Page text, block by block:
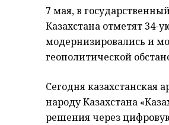
7 мая, в
Казахстана отметят 34-
модернизировались и
геополитической
Сегодня казахстанская
народу Казахстана
решения через